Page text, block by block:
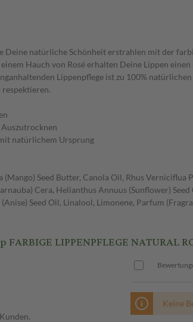
Deine natürliche Schönheit erstrahlen mit der
Hauch von Rosé erhalten Deine Lippen
Lippenpflege ist zu 100%
natürlichem Ursprung
Seed Butter, Canola Oil, Rhus
Cera, Helianthus Annuus (Sunflower)
Seed Oil, Linalool, Limonene, Parfum
LIPPENPFLEGE NATURAL
Keine